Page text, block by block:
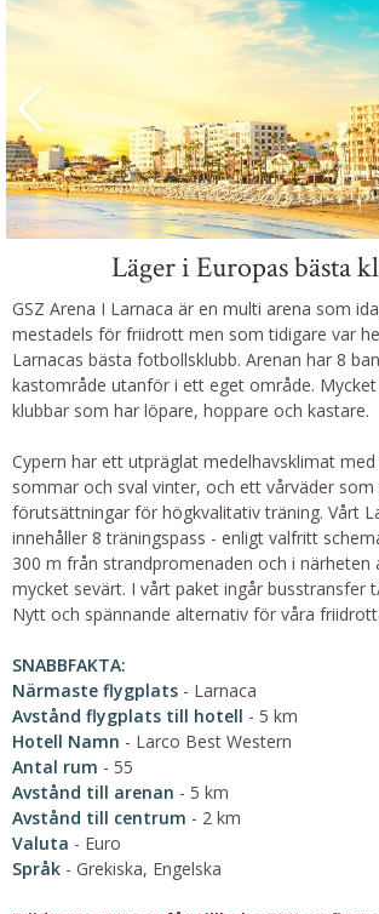
Läger i Europas bästa
GSZ Arena I Larnaca är en multi arena som
mestadels för friidrott men som tidigare var
Larnacas bästa fotbollsklubb. Arenan har 8
kastområde utanför i ett eget område.
klubbar som har löpare, hoppare och kastare.
Cypern har ett utpräglat medelhavsklimat
sommar och sval vinter, och ett vårväder
förutsättningar för högkvalitativ träning. Vårt
innehåller 8 träningspass - enligt valfritt
300 m från strandpromenaden och i närheten
mycket sevärt. I vårt paket ingår busstransfer
Nytt och spännande alternativ för våra
SNABBFAKTA:
Närmaste flygplats - Larnaca
Avstånd flygplats till hotell - 5 km
Hotell Namn - Larco Best Western
Antal rum - 55
Avstånd till arenan - 5 km
Avstånd till centrum - 2 km
Valuta - Euro
Språk - Grekiska, Engelska